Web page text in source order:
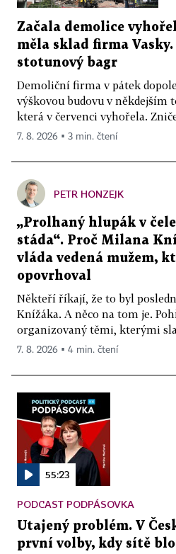
Začala demolice
měla sklad firma Vasky.
stotunový bagr
Demoliční firma v pátek
výškovou budovu v někdejším
která v červenci vyhořela.
7. 8. 2026 ▪ 3 min. čtení
PETR HONZEJK
„Prolhaný hlupák v
stáda“. Proč Milana
vláda vedená mužem,
opovrhoval
Někteří říkají, že to byl
Knížáka. A něco na tom je.
organizovaný těmi, kterými
7. 8. 2026 ▪ 4 min. čtení
55:23
PODCAST PODPÁSOVKA
Utajený problém. V
první volby, kdy sítě